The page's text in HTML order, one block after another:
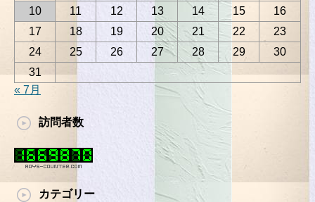
10
11 12 13 14 15
16
17
18 19 20 21 22
23
24
25 26 27 28 29
30
31
« 7月
訪問者数
カテゴリー